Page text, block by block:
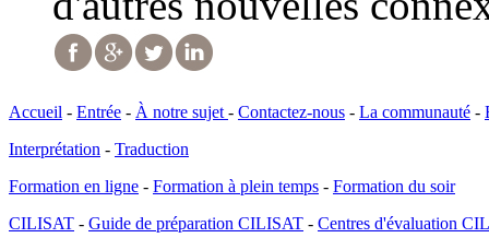
Accueil - Entrée - À notre sujet - Contactez-nous - La communauté -
Interprétation - Traduction
Formation en ligne - Formation à plein temps - Formation du soir
CILISAT - Guide de préparation CILISAT - Centres d'évaluation